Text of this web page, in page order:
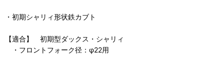
・初期シャリィ形状鉄カブト
【適合】 初期型ダックス・シャリィ
・フロントフォーク径：φ22用